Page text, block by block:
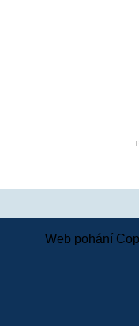
Web pohání